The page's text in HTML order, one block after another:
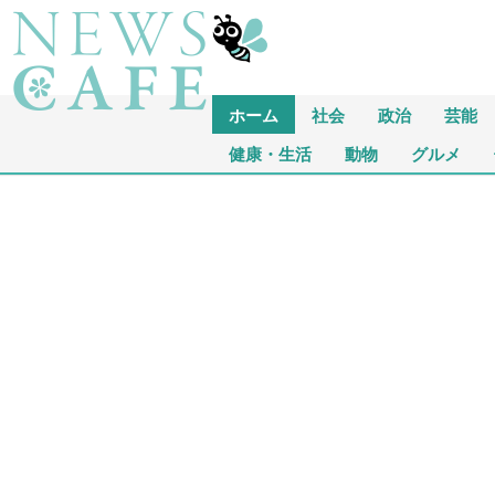
ホーム 社会 政治 芸能
健康・生活 動物 グルメ